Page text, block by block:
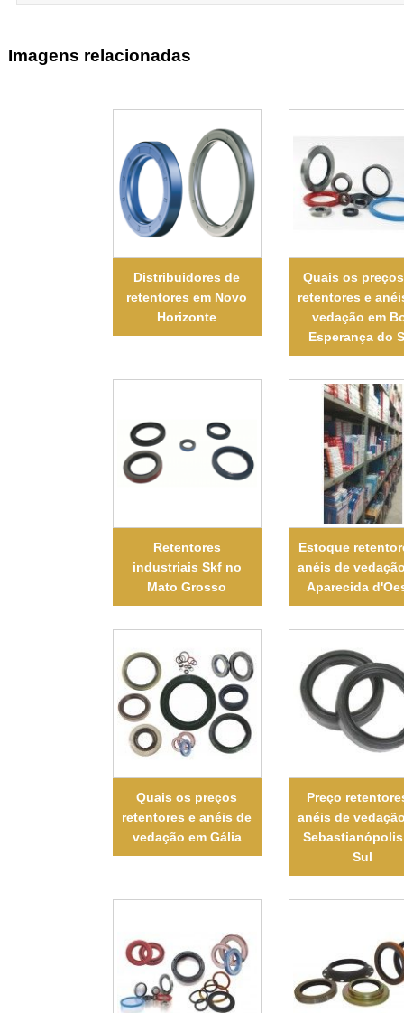
Imagens relacionadas
Distribuidores de
retentores em Novo
Horizonte
Quais os
retentores e
vedação em
Esperança do
Retentores
industriais Skf no
Mato Grosso
Estoque
anéis de
Aparecida
Quais os preços
retentores e anéis de
vedação em Gália
Preço
anéis de
Sul